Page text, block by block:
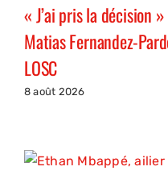
« J’ai pris la décision
Matias Fernandez-
LOSC
8 août 2026